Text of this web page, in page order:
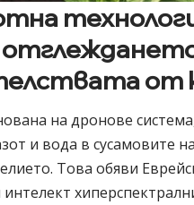
на дронове
и вода в сусамовите
Това обяви